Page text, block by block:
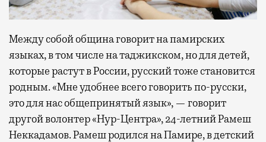
Между собой община говорит на памирских
языках, в том числе на таджикском, но для детей,
которые растут в России, русский тоже становится
родным. «Мне удобнее всего говорить по-русски,
это для нас общепринятый язык», — говорит
другой волонтер «Нур-Центра», 24-летний Рамеш
Неккадамов. Рамеш родился на Памире, в детский